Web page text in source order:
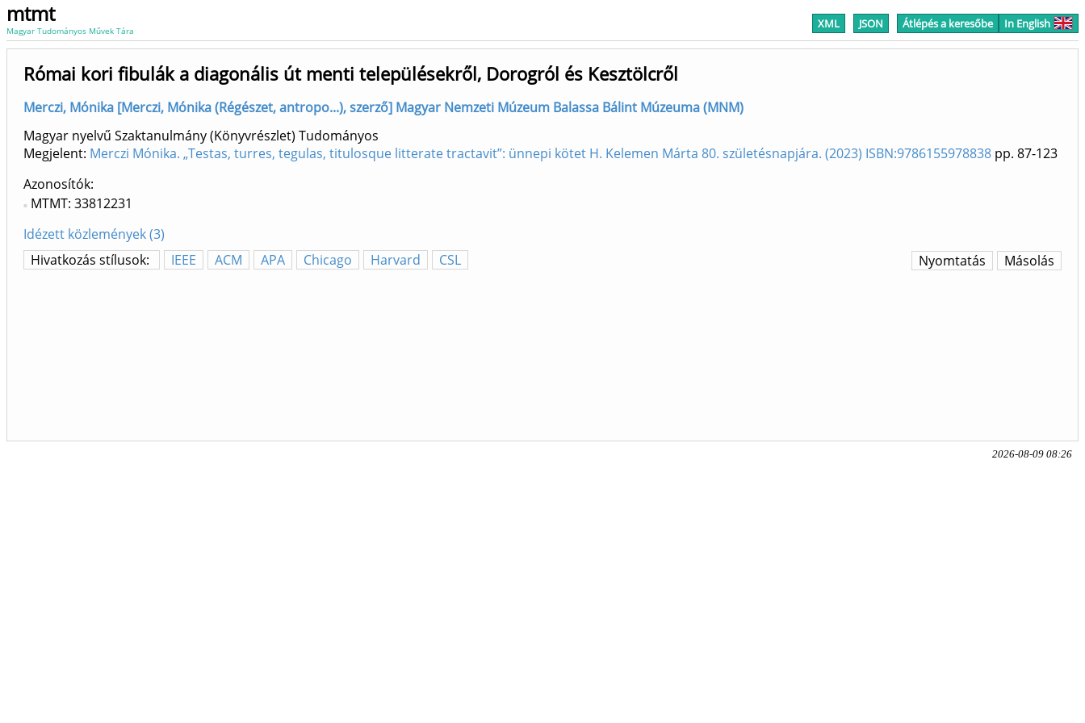
mtmt
Magyar Tudományos Művek Tára XML JSON Átlépés a keresőbe In English
Római kori fibulák a diagonális út menti településekről, Dorogról és Kesztölcről
Merczi, Mónika [Merczi, Mónika (Régészet, antropo...), szerző] Magyar Nemzeti Múzeum Balassa Bálint Múzeuma (MNM)
Magyar nyelvű Szaktanulmány (Könyvrészlet) Tudományos
Megjelent: Merczi Mónika. „Testas, turres, tegulas, titulosque litterate tractavit”: ünnepi kötet H. Kelemen Márta 80. születésnapjára. (2023) ISBN:9786155978838 pp. 87-123
Azonosítók
MTMT: 33812231
Idézett közlemények (3)
Hivatkozás stílusok:
IEEE ACM APA Chicago Harvard CSL Másolás
Nyomtatás
2026-08-09 08:26